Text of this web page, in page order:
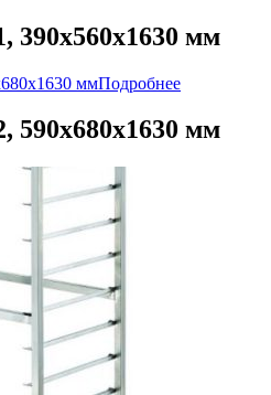
390х560х1630 мм
Подробнее
590х680х1630 мм